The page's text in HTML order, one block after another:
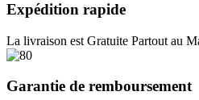
Expédition rapide
La livraison est Gratuite Partout au
Garantie de remboursement